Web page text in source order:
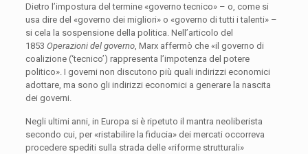
Dietro l’impostura del termine «governo tecnico» – o, come si
usa dire del «governo dei migliori» o «governo di tutti i talenti» –
si cela la sospensione della politica. Nell’articolo del
1853 Operazioni del governo, Marx affermò che «il governo di
coalizione (‘tecnico’) rappresenta l’impotenza del potere
politico». I governi non discutono più quali indirizzi economici
adottare, ma sono gli indirizzi economici a generare la nascita
dei governi.
Negli ultimi anni, in Europa si è ripetuto il mantra neoliberista
secondo cui, per «ristabilire la fiducia» dei mercati occorreva
procedere spediti sulla strada delle «riforme strutturali»